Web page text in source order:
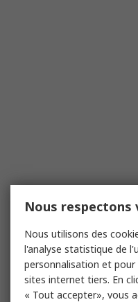
Nous respectons
Nous utilisons des
l'analyse statistique de
personnalisation et pour
sites internet tiers. En
« Tout accepter», vous